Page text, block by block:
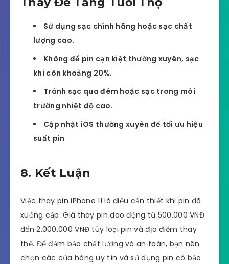
Sử dụng sạc chính hãng hoặc sạc chất
lượng cao.
Không để pin cạn kiệt thường xuyên, sạc
khi còn khoảng 20%.
Tránh sạc qua đêm hoặc sạc trong môi
trường nhiệt độ cao.
Cập nhật iOS thường xuyên để tối ưu hiệu
suất pin.
8. Kết Luận
Việc thay pin iPhone 11 là điều cần thiết khi pin đã
xuống cấp. Giá thay pin dao động từ 500.000 VNĐ
đến 2.000.000 VNĐ tùy loại pin và địa điểm thay
thế. Để đảm bảo chất lượng và an toàn, bạn nên
chọn các cửa hàng uy tín và sử dụng pin có bảo